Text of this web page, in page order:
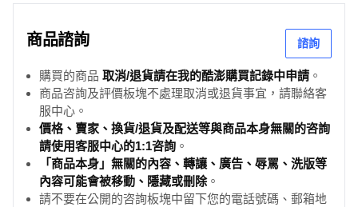
商品諮詢 諮詢
購買的商品 取消/退貨請在我的酷澎購買記錄中申請 。
商品咨詢及評價板塊不處理取消或退貨事宜，請聯絡客
服中心。
價格、賣家、換貨/退貨及配送等與商品本身無關的咨詢
請使用客服中心的1:1咨詢 。
「商品本身」無關的內容、轉讓、廣告、辱罵、洗版等
內容可能會被移動、隱藏或刪除。
請不要在公開的咨詢板塊中留下您的電話號碼、郵箱地